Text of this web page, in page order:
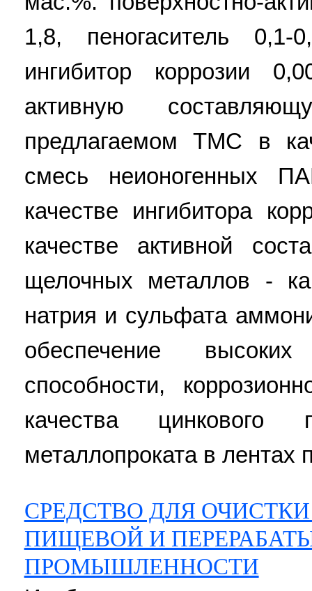
1,8, пеногаситель 0,1-
ингибитор коррозии
активную
предлагаемом ТМС в
смесь неионогенных
качестве ингибитора
качестве активной
щелочных металлов -
натрия и сульфата
обеспечение
способности,
качества цинкового
металлопроката в лентах
СРЕДСТВО ДЛЯ
ПИЩЕВОЙ И
ПРОМЫШЛЕННОСТИ